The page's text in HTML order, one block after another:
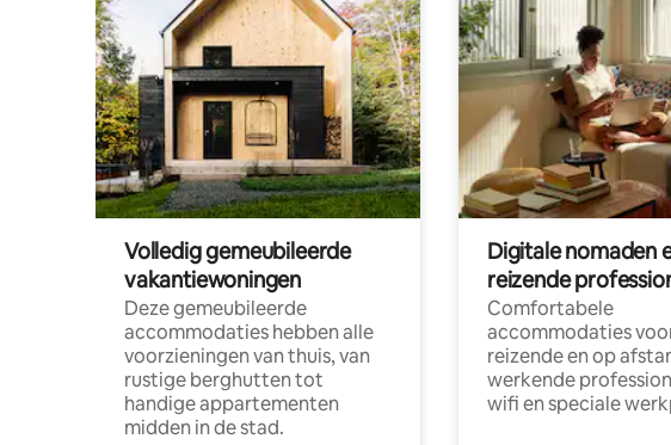
Volledig gemeubileerde
vakantiewoningen
Deze gemeubileerde
accommodaties hebben alle
voorzieningen van thuis, van
rustige berghutten tot
handige appartementen
midden in de stad.
Digitale nomaden
reizende
Comfortabele
accommodaties
reizende en op
werkende
wifi en speciale